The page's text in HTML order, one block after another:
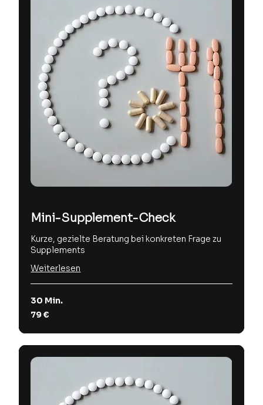
Mini-Supplement-Check
Kurze, gezielte Beratung bei konkreten Frage zu
Supplements
Weiterlesen
30 Min.
79
Euro
79 €